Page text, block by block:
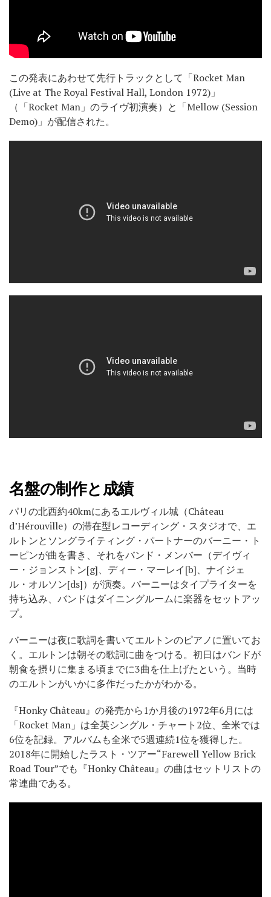
この発表にあわせて先行トラックとして「Rocket Man
(Live at The Royal Festival Hall, London 1972)」
（「Rocket Man」のライヴ初演奏）と「Mellow (Session
Demo)」が配信された。
名盤の制作と成績
パリの北西約40kmにあるエルヴィル城（Château
d’Hérouville）の滞在型レコーディング・スタジオで、エ
ルトンとソングライティング・パートナーのバーニー・ト
ーピンが曲を書き、それをバンド・メンバー（デイヴィ
ー・ジョンストン[g]、ディー・マーレイ[b]、ナイジェ
ル・オルソン[ds]）が演奏。バーニーはタイプライターを
持ち込み、バンドはダイニングルームに楽器をセットアッ
プ。
バーニーは夜に歌詞を書いてエルトンのピアノに置いてお
く。エルトンは朝その歌詞に曲をつける。初日はバンドが
朝食を摂りに集まる頃までに3曲を仕上げたという。当時
のエルトンがいかに多作だったかがわかる。
『Honky Château』の発売から1か月後の1972年6月には
「Rocket Man」は全英シングル・チャート2位、全米では
6位を記録。アルバムも全米で5週連続1位を獲得した。
2018年に開始したラスト・ツアー“Farewell Yellow Brick
Road Tour”でも『Honky Château』の曲はセットリストの
常連曲である。